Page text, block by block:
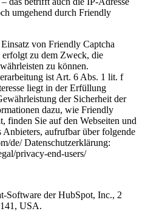
umgehend durch Friendly
von Friendly Captcha
erfolgt zu dem Zweck, die
zu können.
ist Art. 6 Abs. 1 lit. f
liegt in der Erfüllung
der Sicherheit der
dazu, wie Friendly
finden Sie auf den Webseiten und
aufrufbar über folgende
de/ Datenschutzerklärung:
privacy-end-users/
Software der HubSpot, Inc., 2
USA.